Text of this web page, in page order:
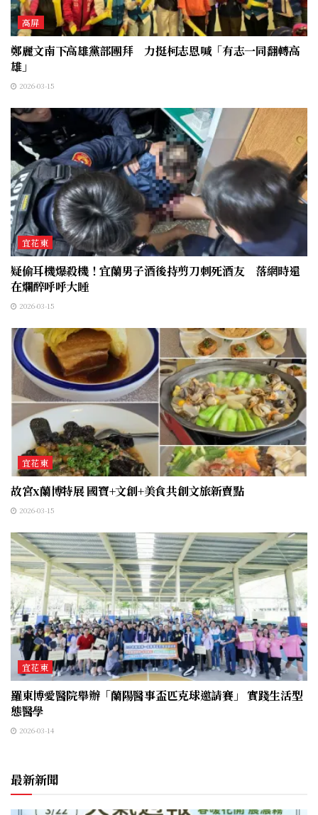
高屏
鄭麗文南下高雄黨部團拜 力挺柯志恩喊「有志一同翻轉高
雄」
2026-03-15
宜花東
疑偷耳機爆殺機！宜蘭男子酒後持剪刀刺死酒友 落網時還
在爛醉呼呼大睡
2026-03-15
宜花東
故宮x蘭博特展 國寶+文創+美食共創文旅新賣點
2026-03-15
宜花東
羅東博愛醫院舉辦「蘭陽醫事盃匹克球邀請賽」 實踐生活型
態醫學
2026-03-14
最新新聞